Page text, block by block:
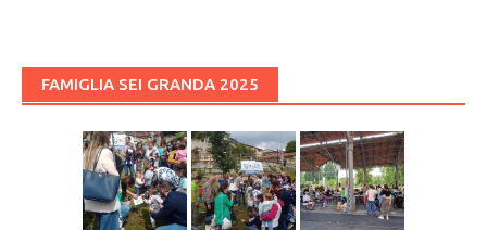
FAMIGLIA SEI GRANDA 2025